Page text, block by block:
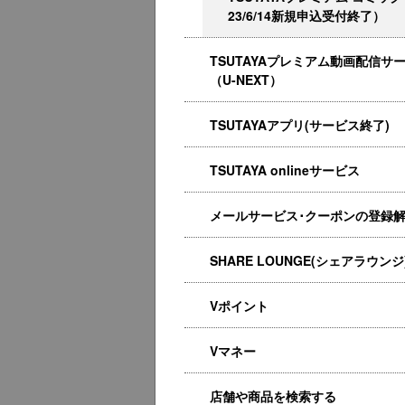
23/6/14新規申込受付終了）
TSUTAYAプレミアム動画配信サ
（U-NEXT）
TSUTAYAアプリ(サービス終了)
TSUTAYA onlineサービス
メールサービス･クーポンの登録
SHARE LOUNGE(シェアラウン
Vポイント
Vマネー
店舗や商品を検索する